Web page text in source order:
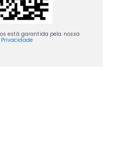
está garantida pela nossa